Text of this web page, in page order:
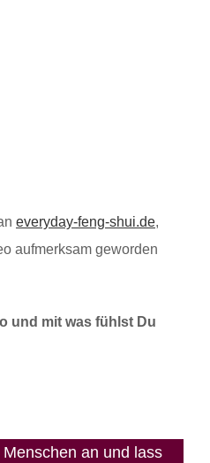
everyday-feng-shui.de,
aufmerksam geworden
und mit was fühlst Du
an und lass